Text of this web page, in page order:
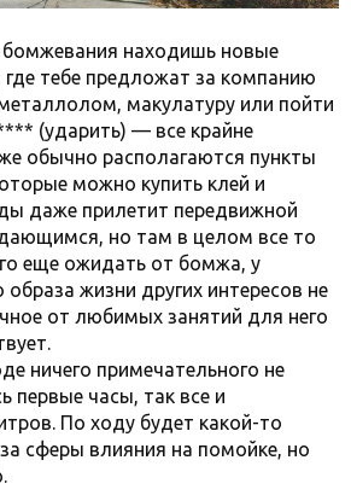
бомжевания находишь новые
тебе предложат за компанию
макулатуру или пойти
(ударить) — все крайне
обычно располагаются пункты
можно купить клей и
даже прилетит передвижной
но там в целом все то
еще ожидать от бомжа, у
образа жизни других интересов не
от любимых занятий для него
ничего примечательного не
первые часы, так все и
По ходу будет какой-то
сферы влияния на помойке, но